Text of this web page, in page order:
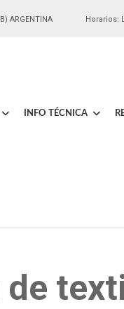
Horarios:
ARGENTINA
INFO TÉCNICA